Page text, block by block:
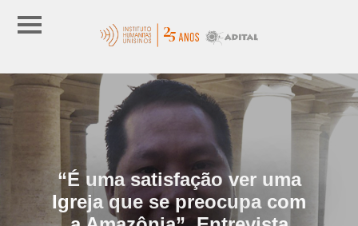
“É uma satisfação ver uma
Igreja que se preocupa com